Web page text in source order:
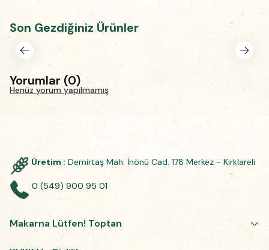
Son Gezdiğiniz Ürünler
Yorumlar (0)
Henüz yorum yapılmamış
Üretim : Demirtaş Mah. İnönü Cad. 178 Merkez - Kırklareli
0 (549) 900 95 01
Makarna Lütfen! Toptan